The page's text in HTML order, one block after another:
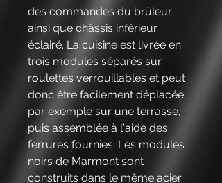
des commandes du brûleur
ainsi que châssis inférieur
éclairé. La cuisine est livrée en
trois modules séparés sur
roulettes verrouillables et peut
donc être facilement déplacée,
par exemple sur une terrasse,
puis assemblée à l'aide des
ferrures fournies. Les modules
noirs de Marmont sont
construits dans le même acier